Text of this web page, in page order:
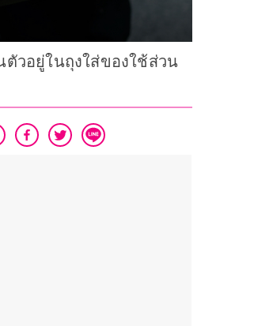
วอยู่ในถุงใส่ของใช้ส่วน